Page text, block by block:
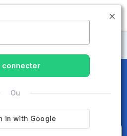
MENU
Saint-Denis
et EHPAD
(93400)
connecter
Ou